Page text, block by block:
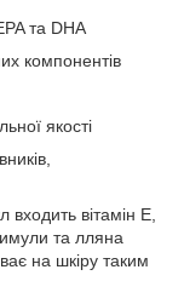
та DHA
компонентів
якості
вітамін Е,
та лляна
на шкіру таким